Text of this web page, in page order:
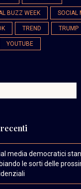
BUZZ WEEK SOCIAL
TREND TRUMP
YOUTUBE
media democratici
le sorti delle